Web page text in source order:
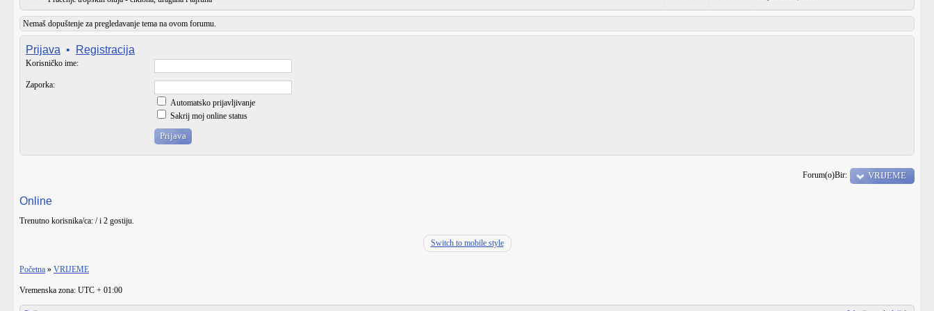
Nemaš dopuštenje za pregledavanje tema na ovom forumu.
Prijava • Registracija
Korisničko ime:
Zaporka:
Automatsko prijavljivanje
Sakrij moj online status
Forum(o)Bir: VRIJEME
Online
Trenutno korisnika/ca: / i 2 gostiju.
Switch to mobile style
Početna » VRIJEME
Vremenska zona: UTC + 01:00